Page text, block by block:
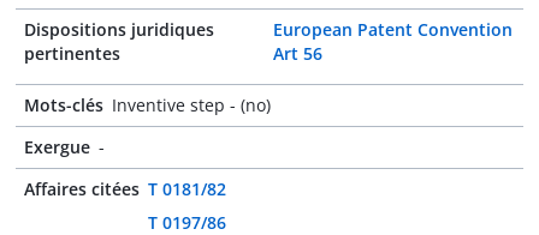
Dispositions juridiques
pertinentes
European Patent Convention
Art 56
Mots-clés Inventive step - (no)
Exergue -
Affaires citées T 0181/82
T 0197/86